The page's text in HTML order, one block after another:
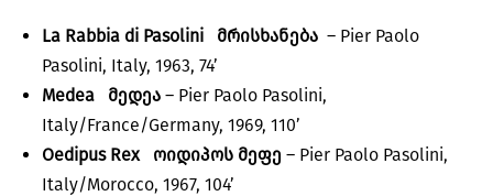
La Rabbia di Pasolini მრისხანება – Pier Paolo
Pasolini, Italy, 1963, 74’
Medea მედეა – Pier Paolo Pasolini,
Italy/France/Germany, 1969, 110’
Oedipus Rex ოიდიპოს მეფე – Pier Paolo Pasolini,
Italy/Morocco, 1967, 104’